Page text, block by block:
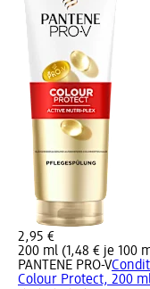
2,95 €
200 ml (1,48 € je 100
PANTENE PRO-V
Colour Protect, 200